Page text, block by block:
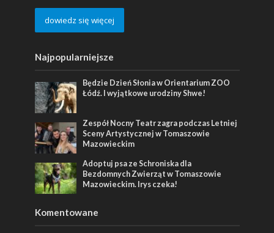
dowiedz się więcej
Najpopularniejsze
Będzie Dzień Słonia w Orientarium ZOO
Łódź. I wyjątkowe urodziny Shwe!
Zespół Nocny Teatr zagra podczas Letniej
Sceny Artystycznej w Tomaszowie
Mazowieckim
Adoptuj psa ze Schroniska dla
Bezdomnych Zwierząt w Tomaszowie
Mazowieckim. Irys czeka!
Komentowane